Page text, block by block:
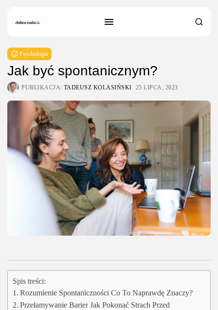
Psychologia
Jak być spontanicznym?
PUBLIKACJA: TADEUSZ KOLASIŃSKI 25 LIPCA, 2023
Spis treści:
Rozumienie Spontaniczności Co To Naprawdę Znaczy?
Przełamywanie Barier Jak Pokonać Strach Przed